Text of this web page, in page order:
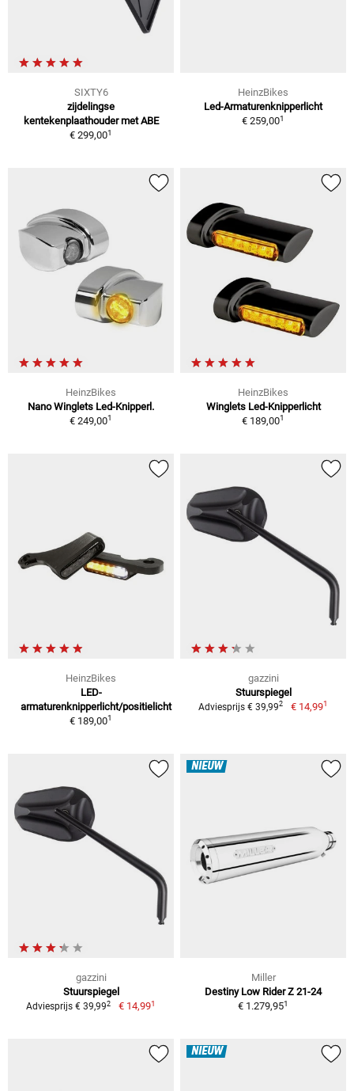
SIXTY6
zijdelingse
kentekenplaathouder met ABE
€ 299,001
HeinzBikes
Led-Armaturenknipperlicht
€ 259,001
HeinzBikes
Nano Winglets Led-Knipperl.
€ 249,001
HeinzBikes
Winglets Led-Knipperlicht
€ 189,001
HeinzBikes
LED-
armaturenknipperlicht/positielicht
€ 189,001
gazzini
Stuurspiegel
Adviesprijs € 39,992 € 14,991
gazzini
Stuurspiegel
Adviesprijs € 39,992 € 14,991
NIEUW
Miller
Destiny Low Rider Z 21-24
€ 1.279,951
NIEUW